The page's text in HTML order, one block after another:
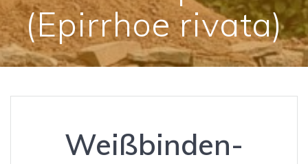
(Epirrhoe rivata)
Weißbinden-